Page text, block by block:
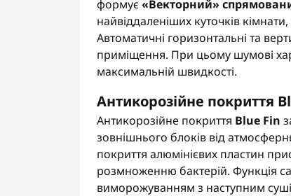
формує «Векторний»
найвіддаленіших куточків
Автоматичні горизонтальні та
приміщення. При цьому шумові
максимальній швидкості.
Антикорозійне покриття
Антикорозійне покриття Blue Fin
зовнішнього блоків від
покриття алюмінієвих пластин
розмноженню бактерій. Функція
виморожуванням з наступним